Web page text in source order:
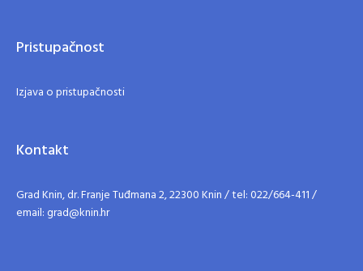
Pristupačnost
Izjava o pristupačnosti
Kontakt
Grad Knin, dr. Franje Tuđmana 2, 22300 Knin / tel: 022/664-411 /
email: grad@knin.hr